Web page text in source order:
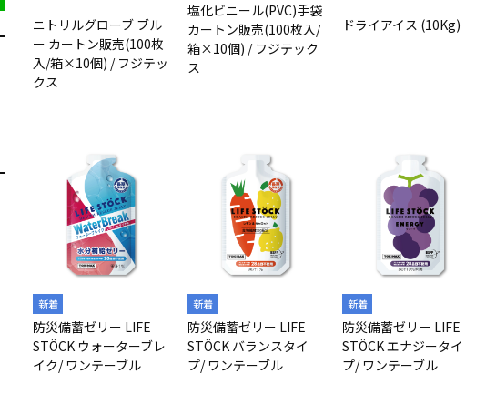
ニトリルグローブ ブル
ー カートン販売(100枚
入/箱×10個) / フジテッ
クス
塩化ビニール(PVC)手袋
カートン販売(100枚入/
箱×10個) / フジテック
ス
ドライアイス (10Kg)
防災備蓄ゼリー LIFE
STÖCK ウォーターブレ
イク/ ワンテーブル
防災備蓄ゼリー LIFE
STÖCK バランスタイ
プ/ ワンテーブル
防災備蓄ゼリー LIFE
STÖCK エナジータイ
プ/ ワンテーブル